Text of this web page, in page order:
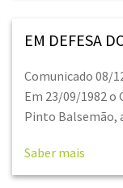
EM DEFESA
Comunicado 08/
Em 23/09/1982
Pinto Balsemão,
Saber mais